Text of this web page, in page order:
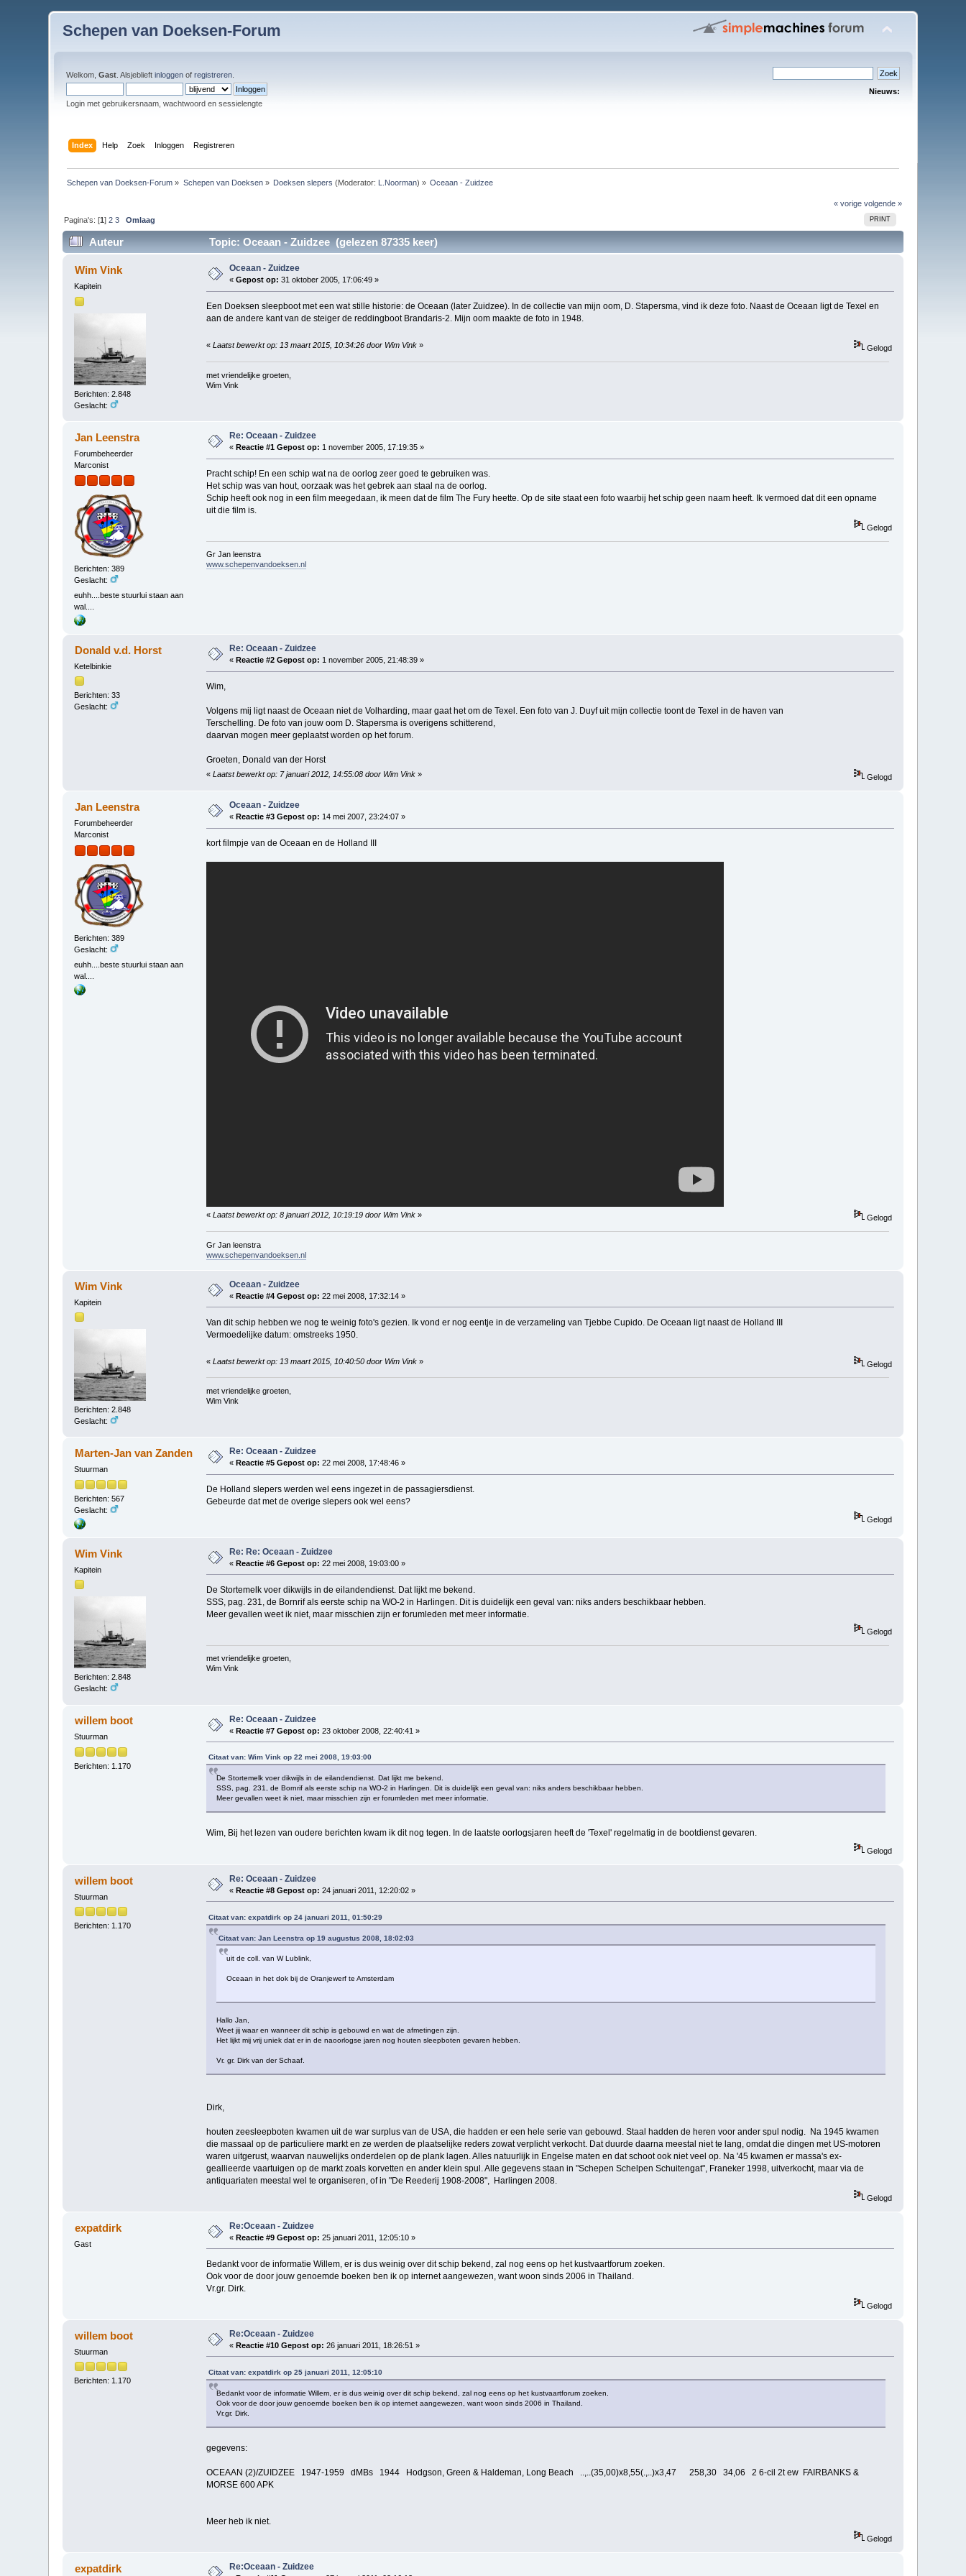
Schepen van Doeksen-Forum
Welkom,Gast . Alsjeblieftinloggen ofregistreren
Login met gebruikersnaam, wachtwoord en sessielengte
Nieuws:
Index Help Zoek Inloggen Registreren
Schepen van Doeksen-Forum » Schepen van Doeksen» Doeksen slepers (Moderator: L.Noorman) » Oceaan - Zuidzee
« vorige volgende »
PRINT
Pagina's: [1]2 3 Omlaag
Auteur Topic: Oceaan - Zuidzee (gelezen 87335 keer)
Wim Vink
Kapitein
Berichten: 2.848
Geslacht:
Oceaan - Zuidzee
«Gepost op: 31 oktober 2005, 17:06:49 »
Een Doeksen sleepboot met een wat stille historie: de Oceaan (later Zuidzee). In de collectie van mijn oom, D. Stapersma, vind ik deze foto. Naast de Oceaan ligt de Texel en
aan de andere kant van de steiger de reddingboot Brandaris-2. Mijn oom maakte de foto in 1948.
« Laatst bewerkt op: 13 maart 2015, 10:34:26 door Wim Vink» Gelogd
met vriendelijke groeten,
Wim Vink
Jan Leenstra
Forumbeheerder
Marconist
Berichten: 389
Geslacht:
euhh....beste stuurlui staan aan
wal....
Re: Oceaan - Zuidzee
«Reactie #1 Gepost op: 1 november 2005, 17:19:35 »
Pracht schip! En een schip wat na de oorlog zeer goed te gebruiken was.
Het schip was van hout, oorzaak was het gebrek aan staal na de oorlog.
Schip heeft ook nog in een film meegedaan, ik meen dat de film The Fury heette. Op de site staat een foto waarbij het schip geen naam heeft. Ik vermoed dat dit een opname
uit die film is.
Gelogd
Gr Jan leenstra
www.schepenvandoeksen.nl
Donald v.d. Horst
Ketelbinkie
Berichten: 33
Geslacht:
Re: Oceaan - Zuidzee
«Reactie #2 Gepost op: 1 november 2005, 21:48:39 »
Wim,
Volgens mij ligt naast de Oceaan niet de Volharding, maar gaat het om de Texel. Een foto van J. Duyf uit mijn collectie toont de Texel in de haven van
Terschelling. De foto van jouw oom D. Stapersma is overigens schitterend,
daarvan mogen meer geplaatst worden op het forum.
Groeten, Donald van der Horst
« Laatst bewerkt op: 7 januari 2012, 14:55:08 door Wim Vink» Gelogd
Jan Leenstra
Forumbeheerder
Marconist
Berichten: 389
Geslacht:
euhh....beste stuurlui staan aan
wal....
Oceaan - Zuidzee
« Reactie #3 Gepost op: 14 mei 2007, 23:24:07 »
kort filmpje van de Oceaan en de Holland III
« Laatst bewerkt op: 8 januari 2012, 10:19:19 door Wim Vink» Gelogd
Gr Jan leenstra
www.schepenvandoeksen.nl
Wim Vink
Kapitein
Berichten: 2.848
Geslacht:
Oceaan - Zuidzee
«Reactie #4 Gepost op: 22 mei 2008, 17:32:14 »
Van dit schip hebben we nog te weinig foto's gezien. Ik vond er nog eentje in de verzameling van Tjebbe Cupido. De Oceaan ligt naast de Holland III
Vermoedelijke datum: omstreeks 1950.
« Laatst bewerkt op: 13 maart 2015, 10:40:50 door Wim Vink» Gelogd
met vriendelijke groeten,
Wim Vink
Marten-Jan van Zanden
Stuurman
Berichten: 567
Geslacht:
Re: Oceaan - Zuidzee
« Reactie #5 Gepost op: 22 mei 2008, 17:48:46 »
De Holland slepers werden wel eens ingezet in de passagiersdienst.
Gebeurde dat met de overige slepers ook wel eens?
Gelogd
Wim Vink
Kapitein
Berichten: 2.848
Geslacht:
Re: Re: Oceaan - Zuidzee
«Reactie #6 Gepost op: 22 mei 2008, 19:03:00 »
De Stortemelk voer dikwijls in de eilandendienst. Dat lijkt me bekend.
SSS, pag. 231, de Bornrif als eerste schip na WO-2 in Harlingen. Dit is duidelijk een geval van: niks anders beschikbaar hebben.
Meer gevallen weet ik niet, maar misschien zijn er forumleden met meer informatie.
Gelogd
met vriendelijke groeten,
Wim Vink
willem boot
Stuurman
Berichten: 1.170
Re: Oceaan - Zuidzee
«Reactie #7 Gepost op: 23 oktober 2008, 22:40:41 »
Citaat van: Wim Vink op 22 mei 2008, 19:03:00
De Stortemelk voer dikwijls in de eilandendienst. Dat lijkt me bekend.
SSS, pag. 231, de Bornrif als eerste schip na WO-2 in Harlingen. Dit is duidelijk een geval van: niks anders beschikbaar hebben.
Meer gevallen weet ik niet, maar misschien zijn er forumleden met meer informatie.
Wim, Bij het lezen van oudere berichten kwam ik dit nog tegen. In de laatste oorlogsjaren heeft de 'Texel' regelmatig in de bootdienst gevaren.
Gelogd
willem boot
Stuurman
Berichten: 1.170
Re: Oceaan - Zuidzee
«Reactie #8 Gepost op: 24 januari 2011, 12:20:02 »
Citaat van: expatdirk op 24 januari 2011, 01:50:29
Citaat van: Jan Leenstra op 19 augustus 2008, 18:02:03
uit de coll. van W Lublink,
Oceaan in het dok bij de Oranjewerf te Amsterdam
Hallo Jan,
Weet jij waar en wanneer dit schip is gebouwd en wat de afmetingen zijn.
Het lijkt mij vrij uniek dat er in de naoorlogse jaren nog houten sleepboten gevaren hebben.
Vr. gr. Dirk van der Schaaf.
Dirk,
houten zeesleepboten kwamen uit de war surplus van de USA, die hadden er een hele serie van gebouwd. Staal hadden de heren voor ander spul nodig. Na 1945 kwamen
die massaal op de particuliere markt en ze werden de plaatselijke reders zowat verplicht verkocht. Dat duurde daarna meestal niet te lang, omdat die dingen met US-motoren
waren uitgerust, waarvan nauwelijks onderdelen op de plank lagen. Alles natuurlijk in Engelse maten en dat schoot ook niet veel op. Na '45 kwamen er massa's ex-
geallieerde vaartuigen op de markt zoals korvetten en ander klein spul. Alle gegevens staan in "Schepen Schelpen Schuitengat", Franeker 1998, uitverkocht, maar via de
antiquariaten meestal wel te organiseren, of in "De Reederij 1908-2008", Harlingen 2008.
Gelogd
expatdirk
Gast
Re:Oceaan - Zuidzee
«Reactie #9 Gepost op: 25 januari 2011, 12:05:10 »
Bedankt voor de informatie Willem, er is dus weinig over dit schip bekend, zal nog eens op het kustvaartforum zoeken.
Ook voor de door jouw genoemde boeken ben ik op internet aangewezen, want woon sinds 2006 in Thailand.
Vr.gr. Dirk.
Gelogd
willem boot
Stuurman
Berichten: 1.170
Re:Oceaan - Zuidzee
«Reactie #10 Gepost op: 26 januari 2011, 18:26:51 »
Citaat van: expatdirk op 25 januari 2011, 12:05:10
Bedankt voor de informatie Willem, er is dus weinig over dit schip bekend, zal nog eens op het kustvaartforum zoeken.
Ook voor de door jouw genoemde boeken ben ik op internet aangewezen, want woon sinds 2006 in Thailand.
Vr.gr. Dirk.
gegevens:
OCEAAN (2)/ZUIDZEE 1947-1959 dMBs 1944 Hodgson, Green & Haldeman, Long Beach ..,..(35,00)x8,55(.,..)x3,47 258,30 34,06 2 6-cil 2t ew FAIRBANKS &
MORSE 600 APK
Meer heb ik niet.
Gelogd
expatdirk Re:Oceaan - Zuidzee